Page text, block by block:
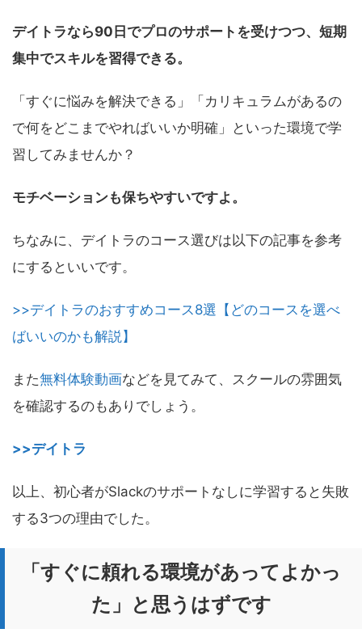
デイトラなら90日でプロのサポートを受けつつ、短期
集中でスキルを習得できる。
「すぐに悩みを解決できる」「カリキュラムがあるの
で何をどこまでやればいいか明確」といった環境で学
習してみませんか？
モチベーションも保ちやすいですよ。
ちなみに、デイトラのコース選びは以下の記事を参考
にするといいです。
>>デイトラのおすすめコース8選【どのコースを選べ
ばいいのかも解説】
また無料体験動画などを見てみて、スクールの雰囲気
を確認するのもありでしょう。
>>デイトラ
以上、初心者がSlackのサポートなしに学習すると失敗
する3つの理由でした。
「すぐに頼れる環境があってよかっ
た」と思うはずです